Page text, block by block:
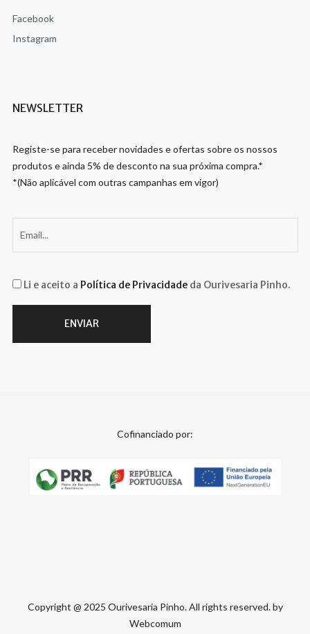
Facebook
Instagram
NEWSLETTER
Registe-se para receber novidades e ofertas sobre os nossos
produtos e ainda 5% de desconto na sua próxima compra.*
*(Não aplicável com outras campanhas em vigor)
Li e aceito a Política de Privacidadeda Ourivesaria Pinho.
Cofinanciado por:
Copyright @ 2025 Ourivesaria Pinho. All rights reserved. by
Webcomum